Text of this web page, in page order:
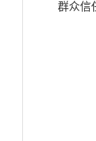
群众信